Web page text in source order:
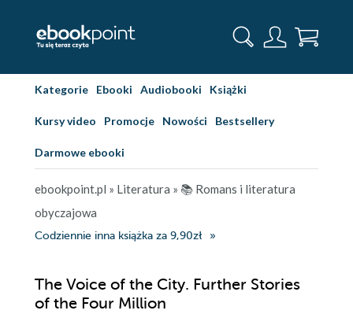
Kategorie Ebooki Audiobooki Książki
Kursy video Promocje Nowości Bestsellery
Darmowe ebooki
ebookpoint.pl » Literatura » 📚 Romans i literatura
obyczajowa
Codziennie inna książka za 9,90zł
The Voice of the City. Further Stories
of the Four Million